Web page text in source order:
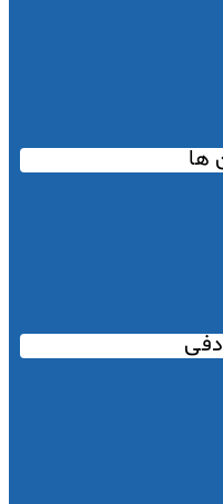
ها